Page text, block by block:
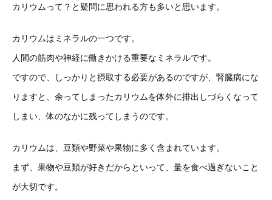
カリウムって？と疑問に思われる方も多いと思います。
カリウムはミネラルの一つです。
人間の筋肉や神経に働きかける重要なミネラルです。
ですので、しっかりと摂取する必要があるのですが、腎臓病にな
りますと、余ってしまったカリウムを体外に排出しづらくなって
しまい、体のなかに残ってしまうのです。
カリウムは、豆類や野菜や果物に多く含まれています。
まず、果物や豆類が好きだからといって、量を食べ過ぎないこと
が大切です。